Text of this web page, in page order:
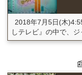
2018年7月5日(木
しテレビ』の中で、ジ